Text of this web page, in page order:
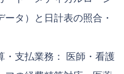
ータ）と日計表の照合・
・支払業務： 医師・看護